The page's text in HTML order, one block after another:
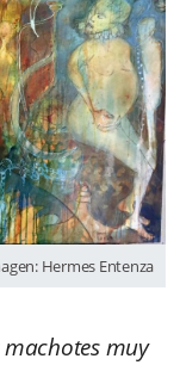
Hermes Entenza
muy